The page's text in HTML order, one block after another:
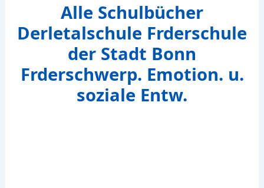
Alle Schulbücher
Derletalschule Frderschule
der Stadt Bonn
Frderschwerp. Emotion. u.
soziale Entw.